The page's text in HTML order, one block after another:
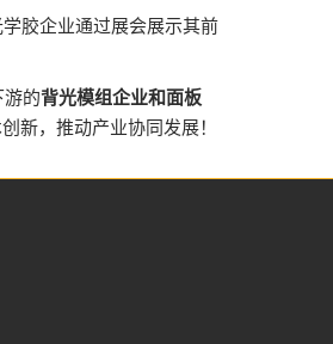
胶企业通过展会展示其前
的背光模组企业和面板
新，推动产业协同发展！